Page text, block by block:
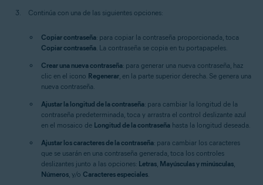
Continúa con una de las siguientes opciones:
Copiar contraseña: para copiar la contraseña proporcionada, toca
Copiar contraseña. La contraseña se copia en tu portapapeles.
Crear una nueva contraseña: para generar una nueva contraseña, haz
clic en el icono Regenerar, en la parte superior derecha. Se genera una
nueva contraseña.
Ajustar la longitud de la contraseña: para cambiar la longitud de la
contraseña predeterminada, toca y arrastra el control deslizante azul
en el mosaico de Longitud de la contraseña hasta la longitud deseada.
Ajustar los caracteres de la contraseña: para cambiar los caracteres
que se usarán en una contraseña generada, toca los controles
deslizantes junto a las opciones: Letras, Mayúsculas y minúsculas,
Números, y/o Caracteres especiales.